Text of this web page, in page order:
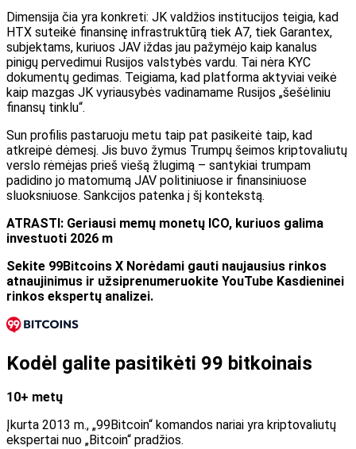
Dimensija čia yra konkreti: JK valdžios institucijos teigia, kad
HTX suteikė finansinę infrastruktūrą tiek A7, tiek Garantex,
subjektams, kuriuos JAV iždas jau pažymėjo kaip kanalus
pinigų pervedimui Rusijos valstybės vardu. Tai nėra KYC
dokumentų gedimas. Teigiama, kad platforma aktyviai veikė
kaip mazgas JK vyriausybės vadinamame Rusijos „šešėliniu
finansų tinklu“.
Sun profilis pastaruoju metu taip pat pasikeitė taip, kad
atkreipė dėmesį. Jis buvo žymus Trumpų šeimos kriptovaliutų
verslo rėmėjas prieš viešą žlugimą – santykiai trumpam
padidino jo matomumą JAV politiniuose ir finansiniuose
sluoksniuose. Sankcijos patenka į šį kontekstą.
ATRASTI: Geriausi memų monetų ICO, kuriuos galima
investuoti 2026 m
Sekite 99Bitcoins X Norėdami gauti naujausius rinkos
atnaujinimus ir užsiprenumeruokite YouTube Kasdieninei
rinkos ekspertų analizei.
Kodėl galite pasitikėti 99 bitkoinais
10+ metų
Įkurta 2013 m., „99Bitcoin“ komandos nariai yra kriptovaliutų
ekspertai nuo „Bitcoin“ pradžios.